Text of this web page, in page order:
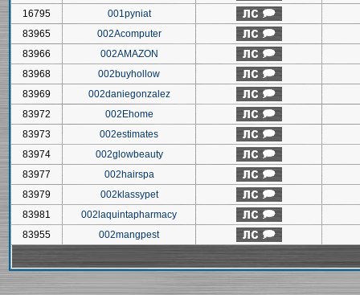
16795
001pyniat
83965
002Acomputer
83966
002AMAZON
83968
002buyhollow
83969
002daniegonzalez
83972
002Ehome
83973
002estimates
83974
002glowbeauty
83977
002hairspa
83979
002klassypet
83981
002laquintapharmacy
83955
002mangpest